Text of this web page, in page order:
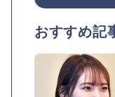
おすすめ記